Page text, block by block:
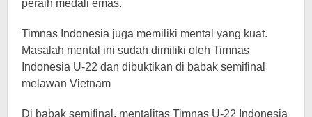
peraih medali emas.
Timnas Indonesia juga memiliki mental yang kuat.
Masalah mental ini sudah dimiliki oleh Timnas
Indonesia U-22 dan dibuktikan di babak semifinal
melawan Vietnam
Di babak semifinal, mentalitas Timnas U-22 Indonesia